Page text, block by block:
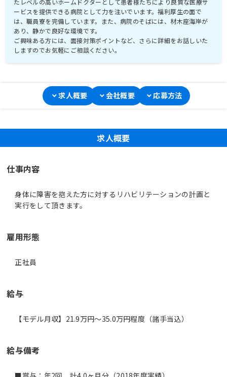
ービスを提供できる病院として力を注いでいます。福利厚生の面で
は、職員寮を完備しています。また、病院のそばには、材木座海岸が
あり、静かで良好な環境です。
ご興味ある方には、面接対策ポイントなど、さらに詳細をお話しいた
しますのでお気軽にご相談ください。
求人概要 会社概要 応募方法
求人概要
仕事内容
身体に障害を抱えた方に対するリハビリテーションの計画と
実行をして頂きます。
雇用形態
正社員
給与
【モデル月収】21.9万円〜35.0万円程度（諸手当込）
給与備考